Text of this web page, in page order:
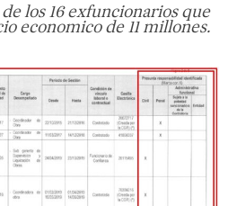
los 16 exfuncionarios que
economico de 11 millones.